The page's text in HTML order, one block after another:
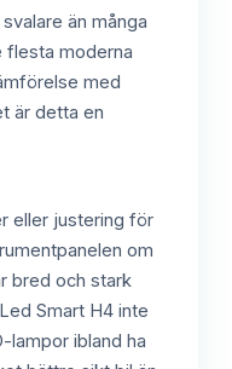
än många
flesta moderna
med
är detta en
eller justering för
om
bred och stark
Smart H4 inte
lampor ibland ha